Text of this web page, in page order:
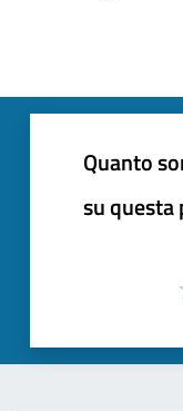
Quanto
su questa